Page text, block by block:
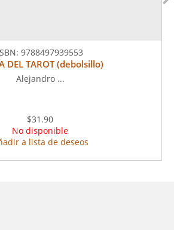
9788497939553
DEL TAROT (debolsillo)
Alejandro ...
$31.90
No disponible
a lista de deseos